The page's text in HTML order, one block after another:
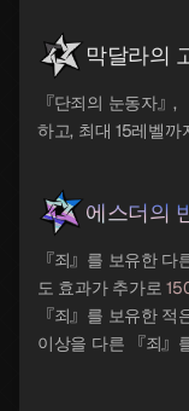
막달라의
『단죄의 눈동자』
하고, 최대 15레벨까
에스더의
『죄』를 보유한
도 효과가 추가로
『죄』를 보유한
이상을 다른 『죄』